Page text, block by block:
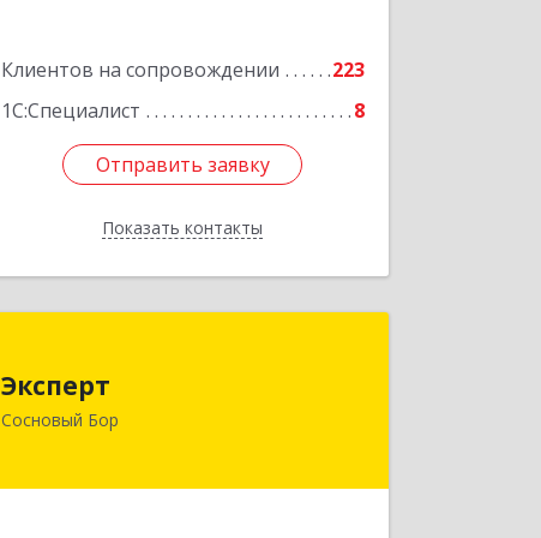
Клиентов на сопровождении
223
1С:Специалист
8
Отправить заявку
Показать контакты
Отправить заявку
Назад
Эксперт
Сосновый Бор
188544, Ленинградская обл, Сосновый
Бор г, 50 лет Октября ул, дом № 1
Подробнее